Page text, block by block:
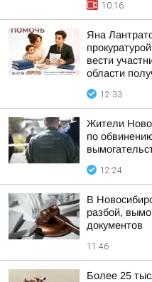
10:16
Яна
вести
области
12:33
Жители
по
12:24
В
разбой,
документов
11:46
Более 25